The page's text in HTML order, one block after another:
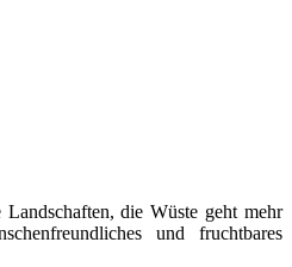
die Wüste geht mehr
und fruchtbares